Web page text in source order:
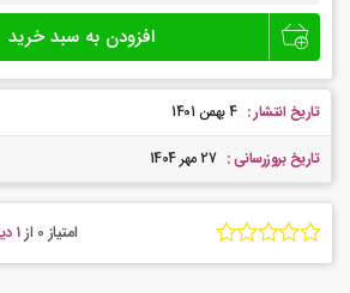
در
سایت
و
و
اینستا
عدد
افزودن به سبد خرید
تاریخ انتشار : 4 بهمن 1401
تاریخ بروزرسانی : 27 مهر 1404
امتیاز 0 از1 دیدگاه